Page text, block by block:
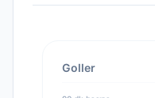
Goller